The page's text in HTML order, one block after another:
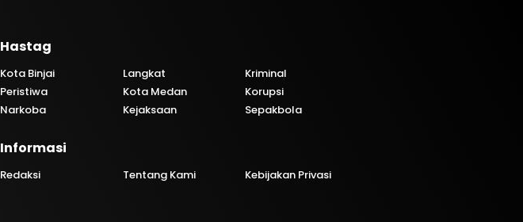
Hastag
Kota Binjai Langkat
Kriminal
Peristiwa
Kota Medan
Korupsi
Narkoba
Kejaksaan Sepakbola
Informasi
Redaksi Tentang Kami Kebijakan Privasi